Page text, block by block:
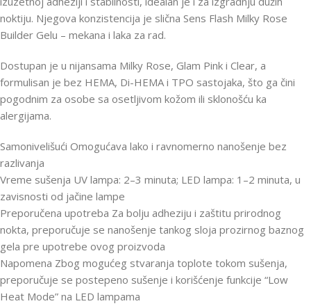
noktiju. Njegova konzistencija je slična Sens Flash Milky Rose
Builder Gelu – mekana i laka za rad.
Dostupan je u nijansama Milky Rose, Glam Pink i Clear, a
formulisan je bez HEMA, Di-HEMA i TPO sastojaka, što ga čini
pogodnim za osobe sa osetljivom kožom ili sklonošću ka
alergijama.
Samonivelišući Omogućava lako i ravnomerno nanošenje bez
razlivanja
Vreme sušenja UV lampa: 2–3 minuta; LED lampa: 1–2 minuta, u
zavisnosti od jačine lampe
Preporučena upotreba Za bolju adheziju i zaštitu prirodnog
nokta, preporučuje se nanošenje tankog sloja prozirnog baznog
gela pre upotrebe ovog proizvoda
Napomena Zbog mogućeg stvaranja toplote tokom sušenja,
preporučuje se postepeno sušenje i korišćenje funkcije “Low
Heat Mode” na LED lampama